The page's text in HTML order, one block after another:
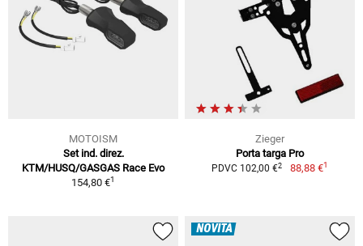
MOTOISM
Set ind. direz.
KTM/HUSQ/GASGAS Race Evo
154,80 €1
Zieger
Porta targa Pro
PDVC 102,00 €2 88,88 €1
NOVITÀ